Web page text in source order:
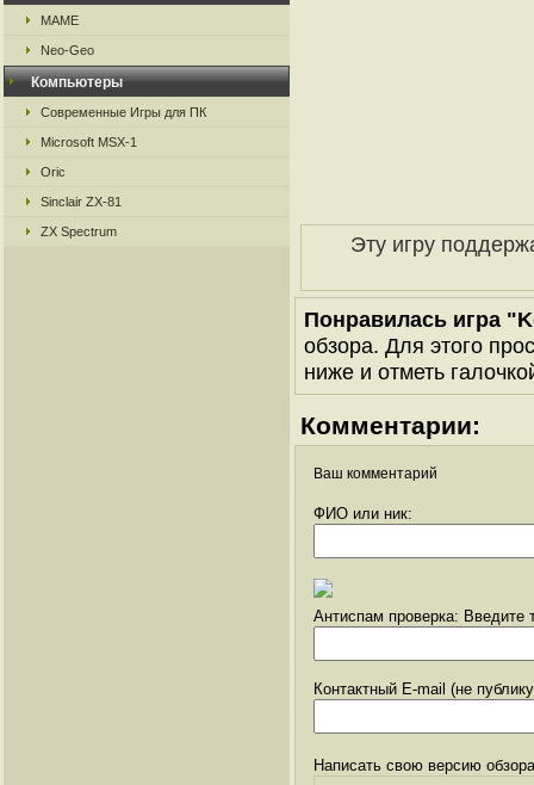
MAME
Neo-Geo
Компьютеры
Современные Игры для ПК
Microsoft MSX-1
Oric
Sinclair ZX-81
ZX Spectrum Эту игру
Понравилась игра
обзора. Для этого
ниже и отметь
Комментарии:
Ваш комментарий
ФИО или ник:
Антиспам проверка: Введите
Контактный E-mail (не
Написать свою версию